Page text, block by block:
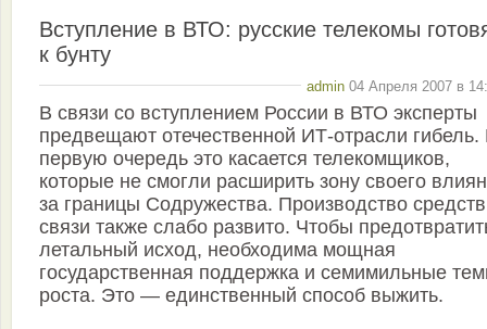
Вступление в ВТО: русские телекомы
к бунту
admin 04 Апреля 2007 в
В связи со вступлением России в ВТО эксперты
предвещают отечественной ИТ-отрасли гибель.
первую очередь это касается телекомщиков,
которые не смогли расширить зону своего
за границы Содружества. Производство средств
связи также слабо развито. Чтобы
летальный исход, необходима мощная
государственная поддержка и семимильные
роста. Это — единственный способ выжить.